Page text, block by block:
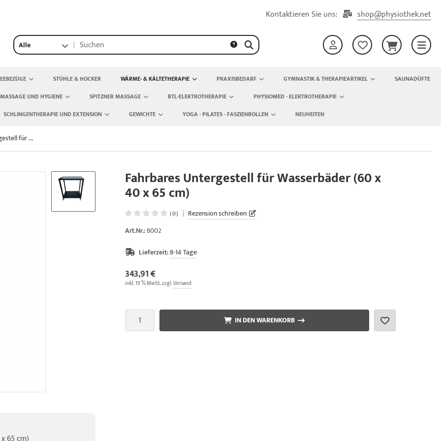
Kontaktieren Sie uns: shop@physiothek.net
Alle
STÜHLE & HOCKER WÄRME- & KÄLTETHERAPIE PRAXISBEDARF GYMNASTIK & THERAPIEARTIKEL
SAUNADÜFTE
UND HYGIENE SPITZNER MASSAGE BTL-ELEKTROTHERAPIE
PHYSIOMED - ELEKTROTHERAPIE
SCHLINGENTHERAPIE UND EXTENSION GEWICHTE YOGA - PILATES - FASZIENROLLEN NEUHEITEN
Fahrbares Untergestell für Wasserbäder (60 x 40 x 65 cm)
Fahrbares Untergestell für Wasserbäder (60 x
40 x 65 cm)
(0) | Rezension schreiben
Art.Nr.:8002
Lieferzeit:8-14 Tage
343,91 €
inkl. 19 % MwSt. zzgl.Versand
IN DEN WARENKORB